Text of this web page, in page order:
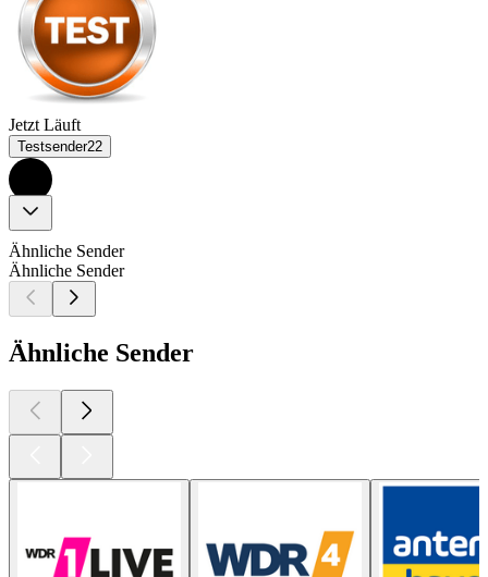
Jetzt Läuft
Testsender22
Ähnliche Sender
Ähnliche Sender
Ähnliche Sender